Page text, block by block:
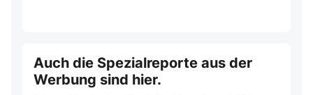
Auch die Spezialreporte aus der
Werbung sind hier.